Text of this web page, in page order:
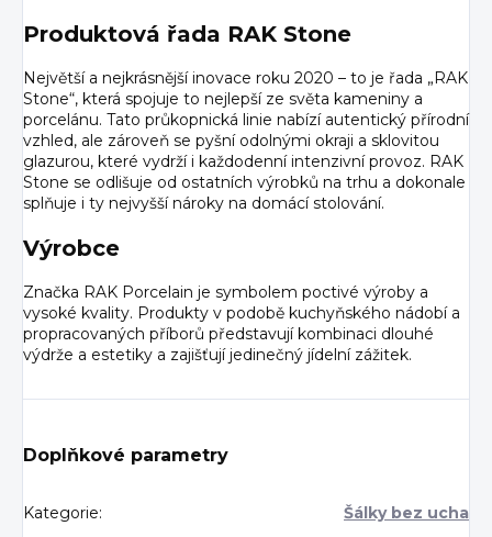
Produktová řada RAK Stone
Největší a nejkrásnější inovace roku 2020 – to je řada „RAK
Stone“, která spojuje to nejlepší ze světa kameniny a
porcelánu. Tato průkopnická linie nabízí autentický přírodní
vzhled, ale zároveň se pyšní odolnými okraji a sklovitou
glazurou, které vydrží i každodenní intenzivní provoz. RAK
Stone se odlišuje od ostatních výrobků na trhu a dokonale
splňuje i ty nejvyšší nároky na domácí stolování.
Výrobce
Značka RAK Porcelain je symbolem poctivé výroby a
vysoké kvality. Produkty v podobě kuchyňského nádobí a
propracovaných příborů představují kombinaci dlouhé
výdrže a estetiky a zajišťují jedinečný jídelní zážitek.
Doplňkové parametry
Kategorie: Šálky bez ucha